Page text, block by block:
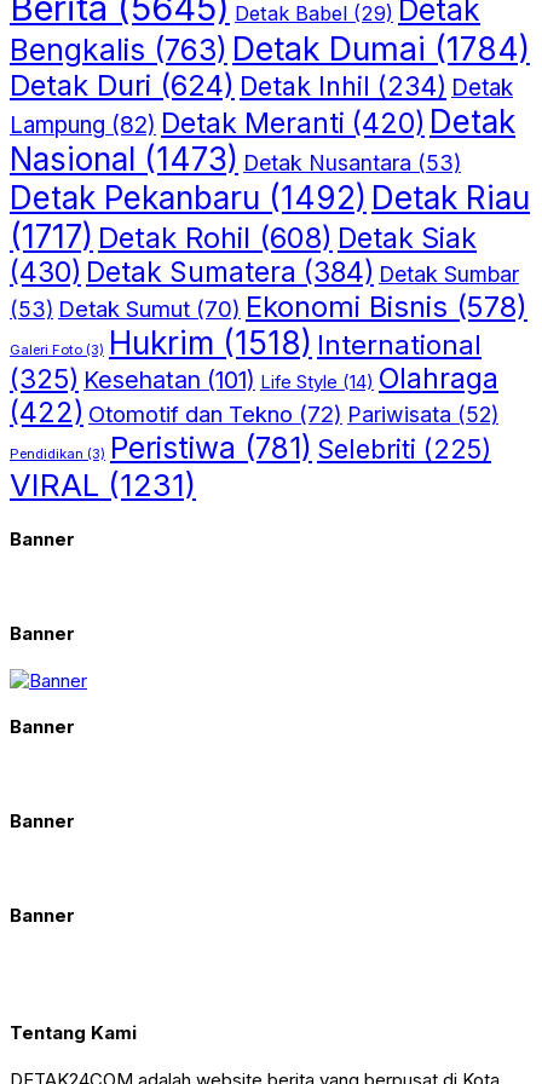
Detak Babel (29) Detak
Bengkalis (763) Detak Dumai (1784)
Detak Duri (624) Detak Inhil (234) Detak
Lampung (82) Detak Meranti (420) Detak
Nasional (1473) Detak Nusantara (53)
Detak Pekanbaru (1492) Detak Riau
(1717) Detak Rohil (608) Detak Siak
(430) Detak Sumatera (384) Detak Sumbar
(53) Detak Sumut (70) Ekonomi Bisnis (578)
Galeri Foto (3) Hukrim (1518) International
(325) Kesehatan (101) Life Style (14) Olahraga
(422) Otomotif dan Tekno (72) Pariwisata (52)
Pendidikan (3) Peristiwa (781) Selebriti (225)
VIRAL (1231)
Banner
Banner
Banner
Banner
Banner
Tentang Kami